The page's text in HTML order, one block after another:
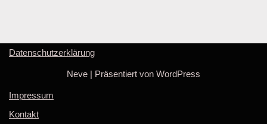
Datenschutzerklärung
Neve | Präsentiert von WordPress
Impressum
Kontakt